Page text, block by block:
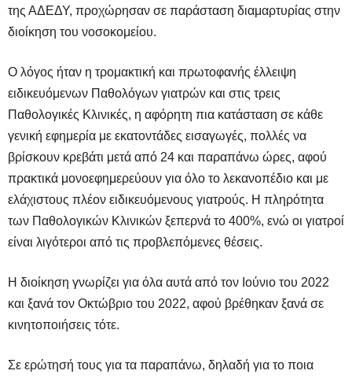
της ΑΔΕΔΥ, προχώρησαν σε παράσταση διαμαρτυρίας στην
διοίκηση του νοσοκομείου.
Ο λόγος ήταν η τρομακτική και πρωτοφανής έλλειψη
ειδικευόμενων Παθολόγων γιατρών και στις τρεις
Παθολογικές Κλινικές, η αφόρητη πια κατάσταση σε κάθε
γενική εφημερία με εκατοντάδες εισαγωγές, πολλές να
βρίσκουν κρεβάτι μετά από 24 και παραπάνω ώρες, αφού
πρακτικά μονοεφημερεύουν για όλο το λεκανοπέδιο και με
ελάχιστους πλέον ειδικευόμενους γιατρούς. Η πληρότητα
των Παθολογικών Κλινικών ξεπερνά το 400%, ενώ οι γιατροί
είναι λιγότεροι από τις προβλεπόμενες θέσεις.
Η διοίκηση γνωρίζει για όλα αυτά από τον Ιούνιο του 2022
και ξανά τον Οκτώβριο του 2022, αφού βρέθηκαν ξανά σε
κινητοποιήσεις τότε.
Σε ερώτησή τους για τα παραπάνω, δηλαδή για το ποια